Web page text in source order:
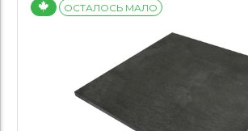
ОСТАЛОСЬ МАЛО